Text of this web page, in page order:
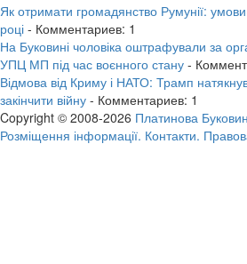
Як отримати громадянство Румунії:
році - Комментариев: 1
На Буковині чоловіка оштрафували за
УПЦ МП під час воєнного стану -
Відмова від Криму і НАТО: Трамп
закінчити війну - Комментариев: 1
Copyright © 2008-2026 Платинова
Розміщення інформації. Контакти.